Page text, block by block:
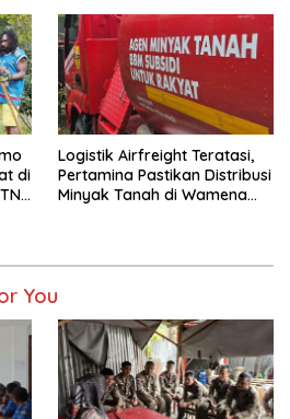
di
Logistik Airfreight Teratasi,
Pertamina Pastikan Distribusi
Minyak Tanah di Wamena
You